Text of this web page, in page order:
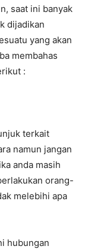
saat ini banyak
dijadikan
yang akan
membahas
:
terkait
namun jangan
anda masih
orang-
melebihi apa
hubungan